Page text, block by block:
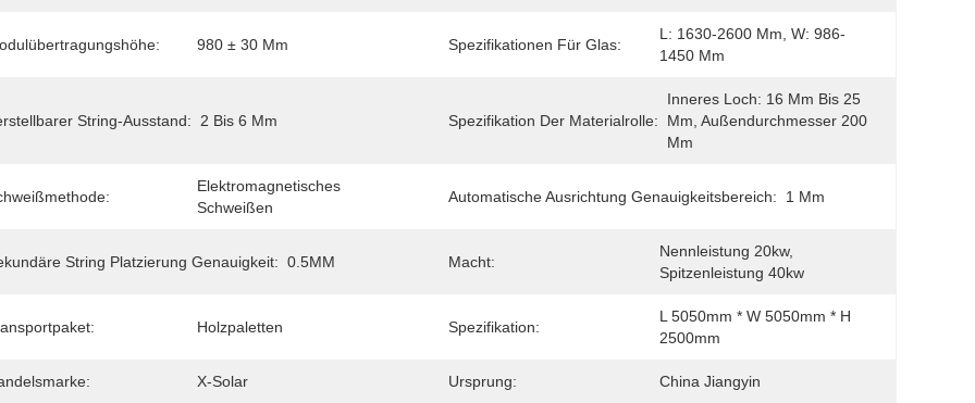
980 ± 30 Mm Spezifikationen Für Glas:
L: 1630-2600 Mm, W: 986-
1450 Mm
String-Ausstand: 2 Bis 6 Mm Spezifikation Der Materialrolle:
Inneres Loch: 16 Mm Bis 25
Mm, Außendurchmesser 200
Mm
Elektromagnetisches
Schweißen
Automatische Ausrichtung Genauigkeitsbereich: 1 Mm
String Platzierung Genauigkeit: 0.5MM Macht:
Nennleistung 20kw,
Spitzenleistung 40kw
Holzpaletten Spezifikation:
L 5050mm * W 5050mm * H
2500mm
X-Solar Ursprung: China Jiangyin